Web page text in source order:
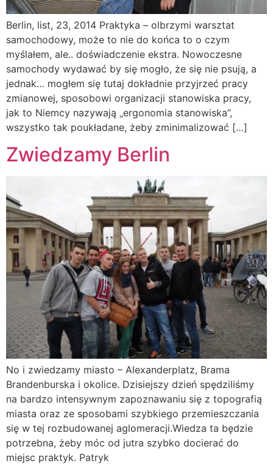
Berlin, list, 23, 2014 Praktyka – olbrzymi warsztat
samochodowy, może to nie do końca to o czym
myślałem, ale.. doświadczenie ekstra. Nowoczesne
samochody wydawać by się mogło, że się nie psują, a
jednak… mogłem się tutaj dokładnie przyjrzeć pracy
zmianowej, sposobowi organizacji stanowiska pracy,
jak to Niemcy nazywają „ergonomia stanowiska”,
wszystko tak poukładane, żeby zminimalizować […]
Zwiedzamy Berlin
No i zwiedzamy miasto – Alexanderplatz, Brama
Brandenburska i okolice. Dzisiejszy dzień spędziliśmy
na bardzo intensywnym zapoznawaniu się z topografią
miasta oraz ze sposobami szybkiego przemieszczania
się w tej rozbudowanej aglomeracji.Wiedza ta będzie
potrzebna, żeby móc od jutra szybko docierać do
miejsc praktyk. Patryk